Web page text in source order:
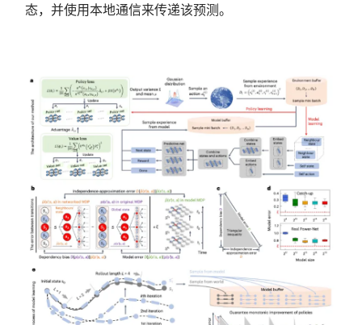
态，并使用本地通信来传递该预测。